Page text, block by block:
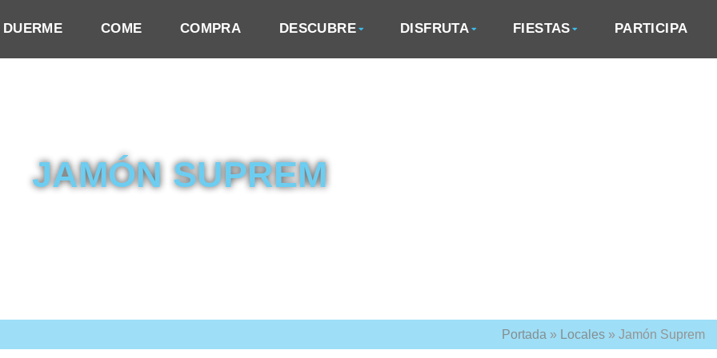
DUERME COME COMPRA DESCUBRE DISFRUTA FIESTAS PARTICIPA
JAMÓN SUPREM
Portada » Locales » Jamón Suprem